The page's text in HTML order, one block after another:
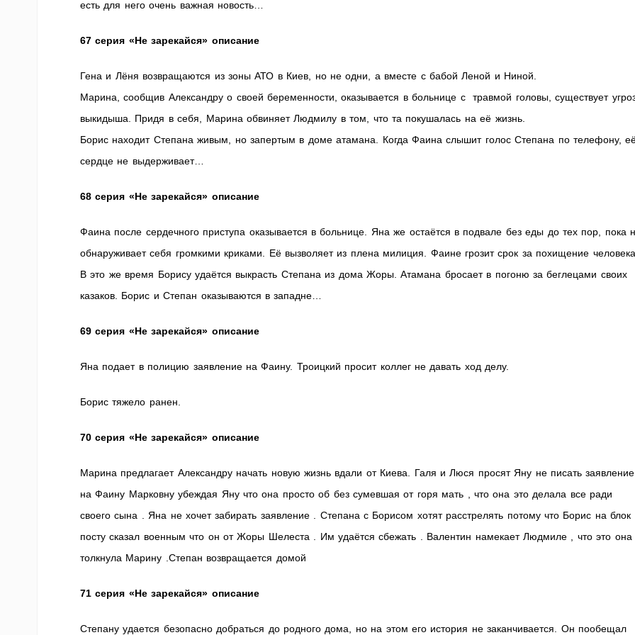
есть для него очень важная новость…
67 серия «Не зарекайся» описание
Гена и Лёня возвращаются из зоны АТО в Киев, но не одни, а вместе с бабой Леной и Ниной.
Марина, сообщив Александру о своей беременности, оказывается в больнице с травмой головы, существует
выкидыша. Придя в себя, Марина обвиняет Людмилу в том, что та покушалась на её жизнь.
Борис находит Степана живым, но запертым в доме атамана. Когда Фаина слышит голос Степана по телефону,
сердце не выдерживает…
68 серия «Не зарекайся» описание
Фаина после сердечного приступа оказывается в больнице. Яна же остаётся в подвале без еды до тех пор, пока
обнаруживает себя громкими криками. Её вызволяет из плена милиция. Фаине грозит срок за похищение человека.
В это же время Борису удаётся выкрасть Степана из дома Жоры. Атамана бросает в погоню за беглецами своих
казаков. Борис и Степан оказываются в западне…
69 серия «Не зарекайся» описание
Яна подает в полицию заявление на Фаину. Троицкий просит коллег не давать ход делу.
Борис тяжело ранен.
70 серия «Не зарекайся» описание
Марина предлагает Александру начать новую жизнь вдали от Киева. Галя и Люся просят Яну не писать заявление
на Фаину Марковну убеждая Яну что она просто об без сумевшая от горя мать , что она это делала все ради
своего сына . Яна не хочет забирать заявление . Степана с Борисом хотят расстрелять потому что Борис на блок
посту сказал военным что он от Жоры Шелеста . Им удаётся сбежать . Валентин намекает Людмиле , что это она
толкнула Марину .Степан возвращается домой
71 серия «Не зарекайся» описание
Степану удается безопасно добраться до родного дома, но на этом его история не заканчивается. Он пообещал